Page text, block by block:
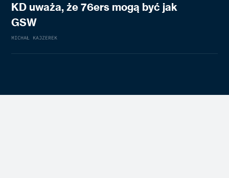
KD uważa, że 76ers mogą być jak
GSW
MICHAŁ KAJZEREK